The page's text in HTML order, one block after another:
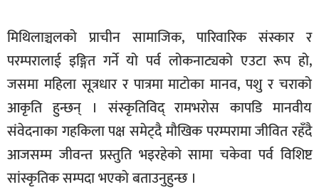
शिक्षा
विचार
स्वास्थ्य
मिथिलाञ्चलको प्राचीन सामाजिक, पारिवारिक संस्कार र
परम्परालाई इङ्गित गर्ने यो पर्व लोकनाट्यको एउटा रूप हो,
जसमा महिला सूत्रधार र पात्रमा माटोका मानव, पशु र चराको
आकृति हुन्छन् । संस्कृतिविद् रामभरोस कापडि मानवीय
संवेदनाका गहकिला पक्ष समेट्दै मौखिक परम्परामा जीवित रहँदै
आजसम्म जीवन्त प्रस्तुति भइरहेको सामा चकेवा पर्व विशिष्ट
सांस्कृतिक सम्पदा भएको बताउनुहुन्छ ।